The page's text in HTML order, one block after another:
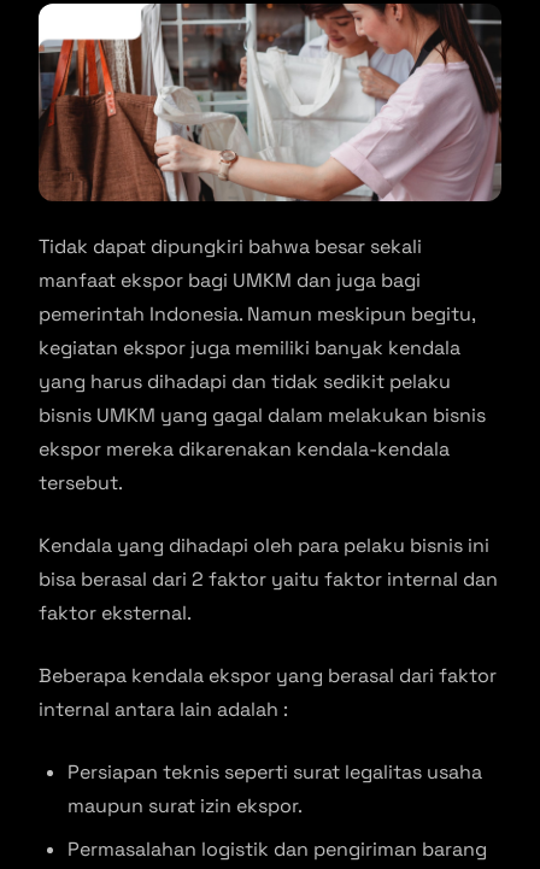
Tidak dapat dipungkiri bahwa besar sekali
manfaat ekspor bagi UMKM dan juga bagi
pemerintah Indonesia. Namun meskipun begitu,
kegiatan ekspor juga memiliki banyak kendala
yang harus dihadapi dan tidak sedikit pelaku
bisnis UMKM yang gagal dalam melakukan bisnis
ekspor mereka dikarenakan kendala-kendala
tersebut.
Kendala yang dihadapi oleh para pelaku bisnis ini
bisa berasal dari 2 faktor yaitu faktor internal dan
faktor eksternal.
Beberapa kendala ekspor yang berasal dari faktor
internal antara lain adalah :
Persiapan teknis seperti surat legalitas usaha
maupun surat izin ekspor.
Permasalahan logistik dan pengiriman barang